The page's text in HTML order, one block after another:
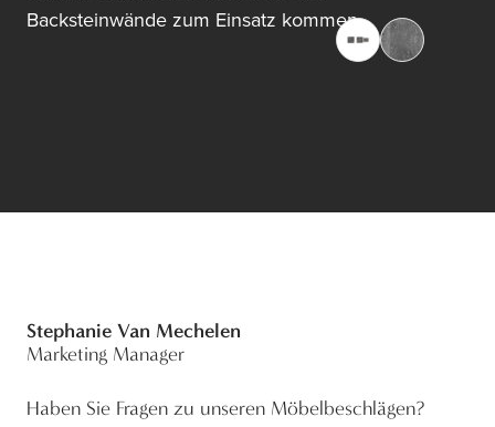
Backsteinwände zum Einsatz kommen.
Stephanie Van Mechelen
Marketing Manager
Haben Sie Fragen zu unseren Möbelbeschlägen?